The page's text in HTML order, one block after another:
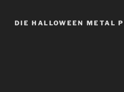
DIE HALLOWEEN METAL